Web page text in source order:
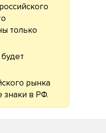
только
рынка
знаки в РФ.